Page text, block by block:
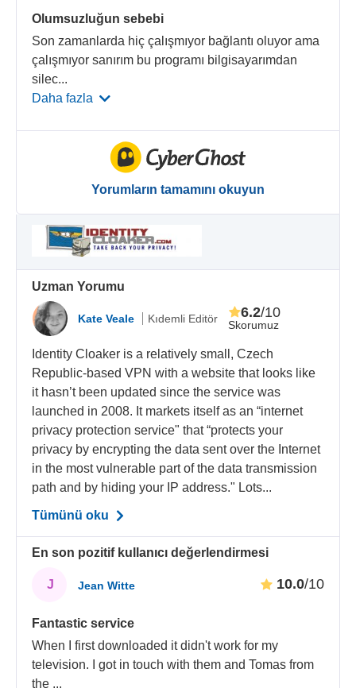
Olumsuzluğun sebebi
Son zamanlarda hiç çalışmıyor bağlantı oluyor ama
çalışmıyor sanırım bu programı bilgisayarımdan
silec...
Daha fazla
Yorumların tamamını okuyun
Uzman Yorumu
Kate Veale Kıdemli Editör Skorumuz
6.2/10
Identity Cloaker is a relatively small, Czech
Republic-based VPN with a website that looks like
it hasn’t been updated since the service was
launched in 2008. It markets itself as an “internet
privacy protection service" that “protects your
privacy by encrypting the data sent over the Internet
in the most vulnerable part of the data transmission
path and by hiding your IP address." Lots...
Tümünü oku
En son pozitif kullanıcı değerlendirmesi
J Jean Witte 10.0/10
Fantastic service
When I first downloaded it didn't work for my
television. I got in touch with them and Tomas from
the ...